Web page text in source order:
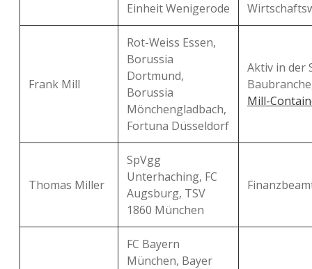
Einheit Wenigerode
Frank Mill
Rot-Weiss Essen,
Borussia
Dortmund,
Borussia
Mönchengladbach,
Fortuna Düsseldorf
Aktiv in der
Mill-
Thomas Miller
SpVgg
Unterhaching, FC
Augsburg, TSV
1860 München
FC Bayern
München, Bayer